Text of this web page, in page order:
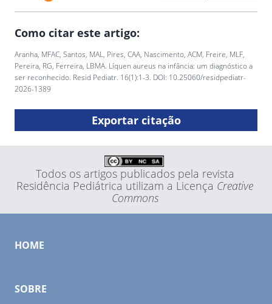
Como citar este artigo:
Aranha, MFAC, Santos, MAL, Pires, CAA, Nascimento, ACM, Freire, MLF,
Pereira, RG, Ferreira, LBMA. Líquen aureus na infância: um diagnóstico a
ser reconhecido. Resid Pediatr. 16(1):1-3. DOI: 10.25060/residpediatr-
2026-1389
Exportar citação
Todos os artigos publicados pela revista
Residência Pediátrica utilizam a Licença Creative
Commons
HOME
SOBRE